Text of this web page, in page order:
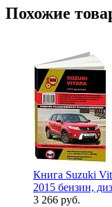
Похожие
Книга Suzuki
2015 бензин,
3 266 руб.